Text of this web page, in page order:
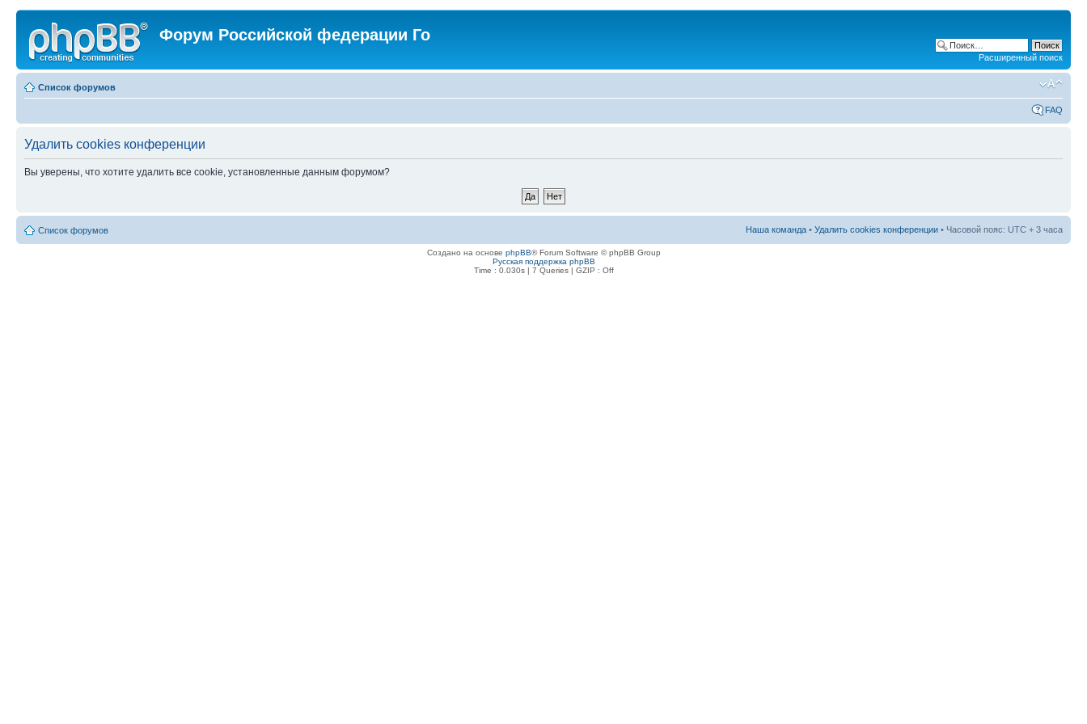
Форум Российской федерации Го
Расширенный поиск
Список форумов
FAQ
Удалить cookies конференции
Вы уверены, что хотите удалить все cookie, установленные данным форумом?
Список форумов Наша команда • Удалить cookies конференции • Часовой пояс: UTC + 3 часа
Создано на основе phpBB® Forum Software © phpBB Group
Русская поддержка phpBB
Time : 0.030s | 7 Queries | GZIP : Off